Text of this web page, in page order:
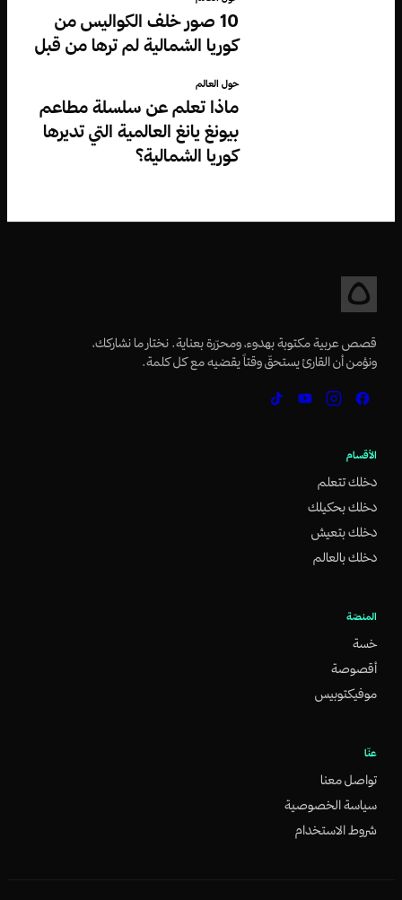
10 صور خلف الكواليس من
كوريا الشمالية لم ترها من قبل
حول العالم
ماذا تعلم عن سلسلة مطاعم
بيونغ يانغ العالمية التي تديرها
كوريا الشمالية؟
قصص عربية مكتوبة بهدوء، ومحرّرة بعناية. نختار ما نشاركك،
ونؤمن أن القارئ يستحقّ وقتاً يقضيه مع كل كلمة.
الأقسام
دخلك تتعلم
دخلك بحكيلك
دخلك بتعيش
دخلك بالعالم
المنصّة
خسة
أقصوصة
موفيكتوبيس
عنّا
تواصل معنا
سياسة الخصوصية
شروط الاستخدام